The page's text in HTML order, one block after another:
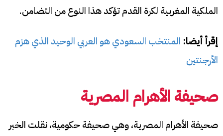
الملكية المغربية لكرة القدم تؤكد هذا النوع من التضامن.
إقرأ أيضا: المنتخب السعودي هو العربي الوحيد الذي هزم
الأرجنتين
صحيفة الأهرام المصرية
صحيفة الأهرام المصرية، وهي صحيفة حكومية، نقلت الخبر